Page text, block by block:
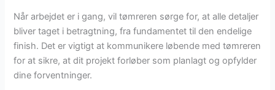
Når arbejdet er i gang, vil tømreren sørge for, at alle detaljer
bliver taget i betragtning, fra fundamentet til den endelige
finish. Det er vigtigt at kommunikere løbende med tømreren
for at sikre, at dit projekt forløber som planlagt og opfylder
dine forventninger.